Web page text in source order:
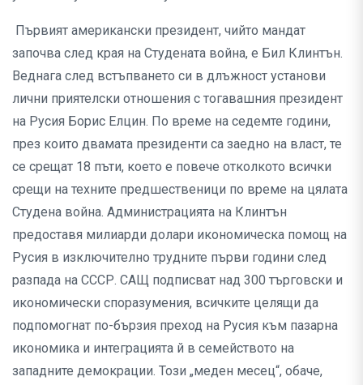
Първият американски президент, чийто мандат
започва след края на Студената война, е Бил Клинтън.
Веднага след встъпването си в длъжност установи
лични приятелски отношения с тогавашния президент
на Русия Борис Елцин. По време на седемте години,
през които двамата президенти са заедно на власт, те
се срещат 18 пъти, което е повече отколкото всички
срещи на техните предшественици по време на цялата
Студена война. Администрацията на Клинтън
предоставя милиарди долари икономическа помощ на
Русия в изключително трудните първи години след
разпада на СССР. САЩ подписват над 300 търговски и
икономически споразумения, всичките целящи да
подпомогнат по-бързия преход на Русия към пазарна
икономика и интеграцията й в семейството на
западните демокрации. Този „меден месец“, обаче,